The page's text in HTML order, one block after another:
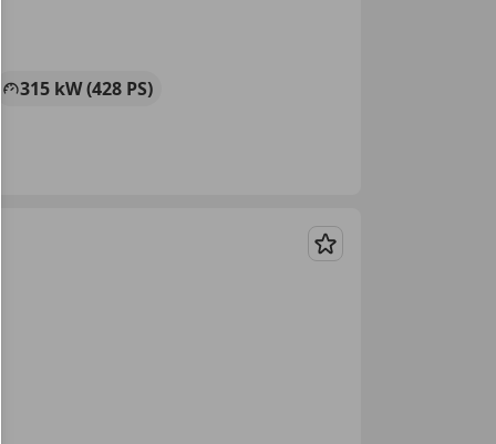
315 kW (428 PS)
Merken